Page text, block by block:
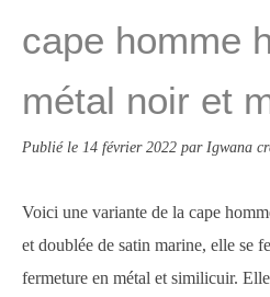
cape homme
métal noir et
Publié le 14 février 2022 par Igwana
Voici une variante de la cape
et doublée de satin marine, elle se
fermeture en métal et similicuir.